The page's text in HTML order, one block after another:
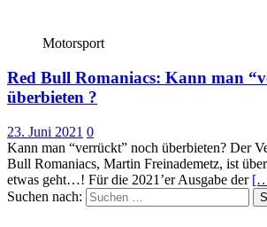
Motorsport
Red Bull Romaniacs: Kann man
überbieten ?
23. Juni 2021 0
Kann man “verrückt” noch überbieten? Der
Bull Romaniacs, Martin Freinademetz, ist
etwas geht…! Für die 2021’er Ausgabe der
Suchen nach: